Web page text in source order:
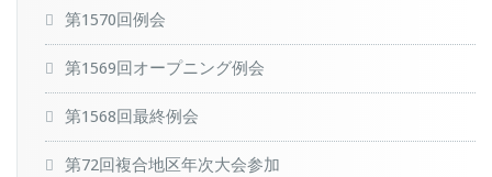
第1570回例会
第1569回オープニング例会
第1568回最終例会
第72回複合地区年次大会参加